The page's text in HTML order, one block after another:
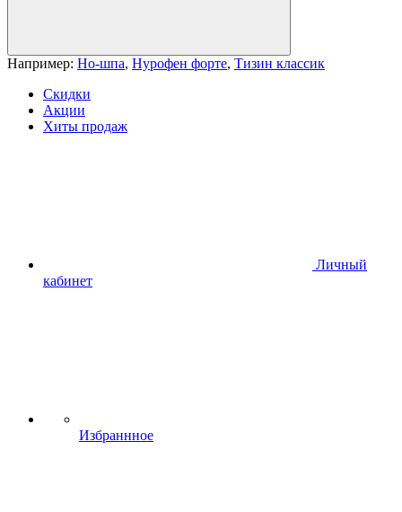
Например: Но-шпа, Нурофен форте, Тизин классик
Скидки
Акции
Хиты продаж
Личный
кабинет
Избраннное